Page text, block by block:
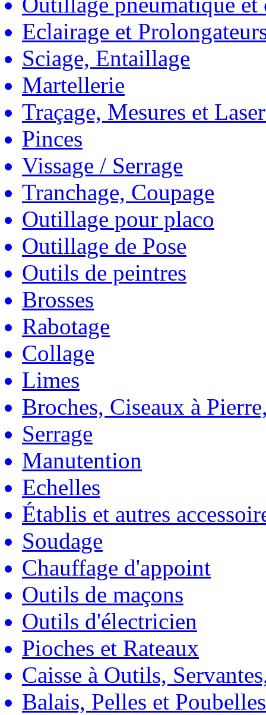
Eclairage et
Sciage, Entaillage
Martellerie
Traçage, Mesures et
Pinces
Vissage / Serrage
Tranchage, Coupage
Outillage pour placo
Outillage de Pose
Outils de peintres
Brosses
Rabotage
Collage
Limes
Broches, Ciseaux à
Serrage
Manutention
Echelles
Établis et autres
Soudage
Chauffage d'appoint
Outils de maçons
Outils d'électricien
Pioches et Rateaux
Caisse à Outils,
Balais, Pelles et Poubelles